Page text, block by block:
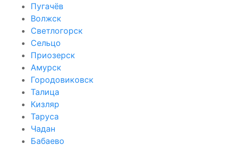
Пугачёв
Волжск
Светлогорск
Сельцо
Приозерск
Амурск
Городовиковск
Талица
Кизляр
Таруса
Чадан
Бабаево